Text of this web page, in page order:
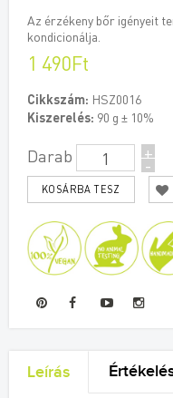
Az érzékeny bőr igényeit
kondicionálja.
1 490Ft
Cikkszám: HSZ0016
Kiszerelés: 90 g ± 10%
Darab +
-
Leírás